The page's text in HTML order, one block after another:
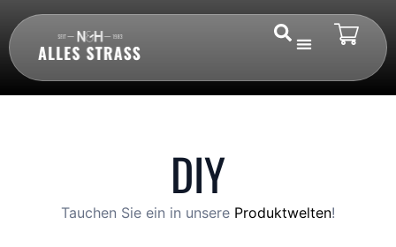
DIY
Tauchen Sie ein in unsere Produktwelten!